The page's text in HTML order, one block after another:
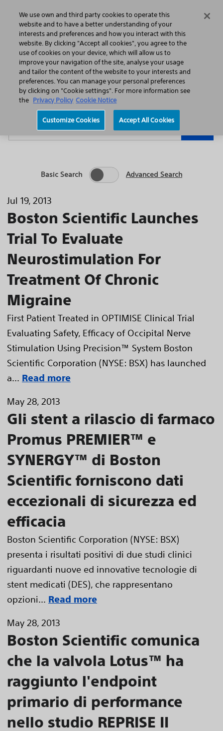
Search Menu
Home Featured Stories Press Releases
Year
Category
Keywords
Basic Search Advanced Search
Jul 19, 2013
Boston Scientific Launches
Trial To Evaluate
Neurostimulation For
Treatment Of Chronic
Migraine
First Patient Treated in OPTIMISE Clinical Trial
Evaluating Safety, Efficacy of Occipital Nerve
Stimulation Using Precision™ System Boston
Scientific Corporation (NYSE: BSX) has launched
a... Read more
May 28, 2013
Gli stent a rilascio di farmaco
Promus PREMIER™ e
SYNERGY™ di Boston
Scientific forniscono dati
eccezionali di sicurezza ed
efficacia
Boston Scientific Corporation (NYSE: BSX)
presenta i risultati positivi di due studi clinici
riguardanti nuove ed innovative tecnologie di
stent medicati (DES), che rappresentano
opzioni... Read more
May 28, 2013
Boston Scientific comunica
che la valvola Lotus™ ha
raggiunto l'endpoint
primario di performance
nello studio REPRISE II
We use own and third party cookies to operate this
website and to have a better understanding of your
interests and preferences and how you interact with this
website. By clicking "Accept all cookies", you agree to the
use of cookies on your device, which will allow us to
improve your navigation of the site, analyse your usage
and tailor the content of the website to your interests and
preferences. You can manage your personal preferences
by clicking on "Cookie settings". For more information see
the Privacy Policy Cookie Notice
Customize Cookies Accept All Cookies